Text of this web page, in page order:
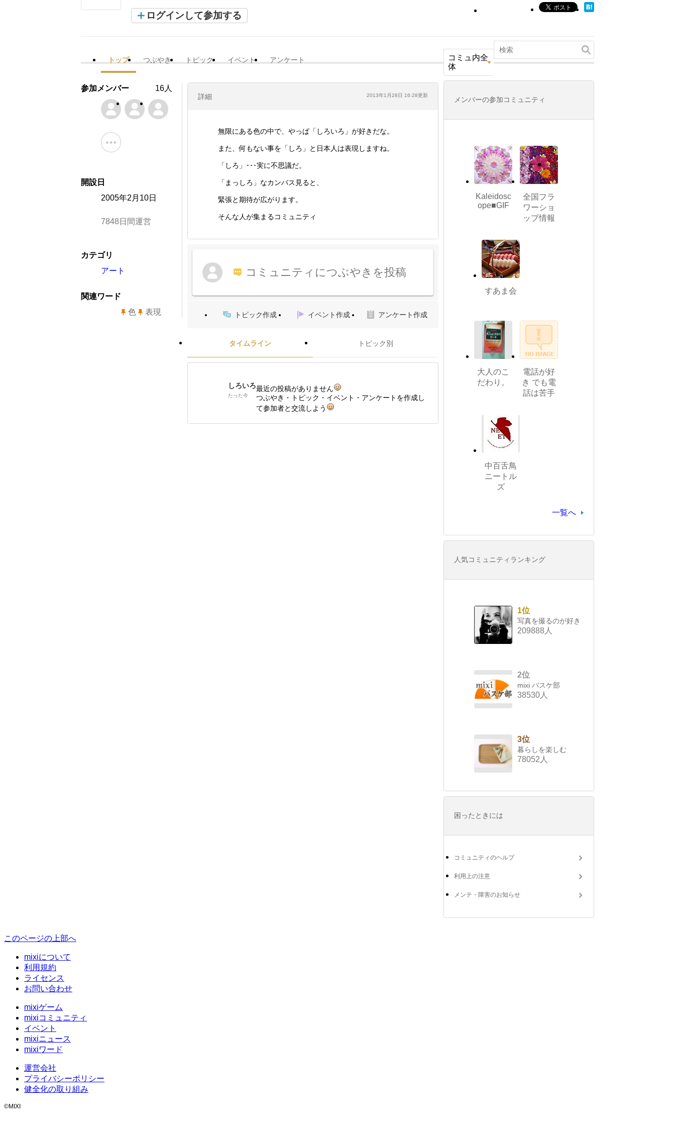
ログインして参加する
トップ つぶやき トピック イベント アンケート
コミュ内全
体
詳細 2013年1月28日 16:28更新
無限にある色の中で、やっぱ「しろいろ」が好きだな。
また、何もない事を「しろ」と日本人は表現しますね。
「しろ」･･･実に不思議だ。
「まっしろ」なカンバス見ると、
緊張と期待が広がります。
そんな人が集まるコミュニティ
コミュニティにつぶやきを投稿
トピック作成 イベント作成 アンケート作成
タイムライン トピック別
しろいろ
たった今
最近の投稿がありません
つぶやき・トピック・イベント・アンケートを作成し
て参加者と交流しよう
参加メンバー 16人
開設日
2005年2月10日
7848日間運営
カテゴリ
アート
関連ワード
色
表現
メンバーの参加コミュニティ
Kaleidosc
ope■GIF
全国フラ
ワーショ
ップ情報
すあま会
大人のこ
だわり。
電話が好
き でも電
話は苦手
中百舌鳥
ニートル
ズ
一覧へ
人気コミュニティランキング
1位
写真を撮るのが好き
209888人
2位
mixi バスケ部
38530人
3位
暮らしを楽しむ
78052人
困ったときには
コミュニティのヘルプ
利用上の注意
メンテ・障害のお知らせ
このページの上部へ
mixiについて
利用規約
ライセンス
お問い合わせ
mixiゲーム
mixiコミュニティ
イベント
mixiニュース
mixiワード
運営会社
プライバシーポリシー
健全化の取り組み
©MIXI